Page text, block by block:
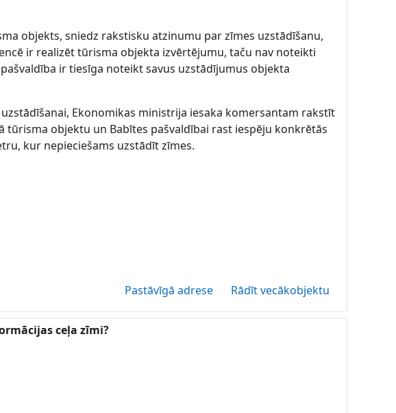
objekts, sniedz rakstisku atzinumu par zīmes uzstādīšanu,
ir realizēt tūrisma objekta izvērtējumu, taču nav noteikti
ir tiesīga noteikt savus uzstādījumus objekta
Ekonomikas ministrija iesaka komersantam rakstīt
tūrisma objektu un Babītes pašvaldībai rast iespēju konkrētās
kur nepieciešams uzstādīt zīmes.
Pastāvīgā adrese Rādīt vecākobjektu
ceļa zīmi?